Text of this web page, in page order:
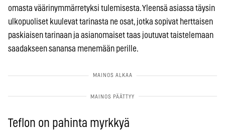
omasta väärinymmärretyksi tulemisesta. Yleensä asiassa täysin
ulkopuoliset kuulevat tarinasta ne osat, jotka sopivat herttaisen
paskiaisen tarinaan ja asianomaiset taas joutuvat taistelemaan
saadakseen sanansa menemään perille.
Teflon on pahinta myrkkyä